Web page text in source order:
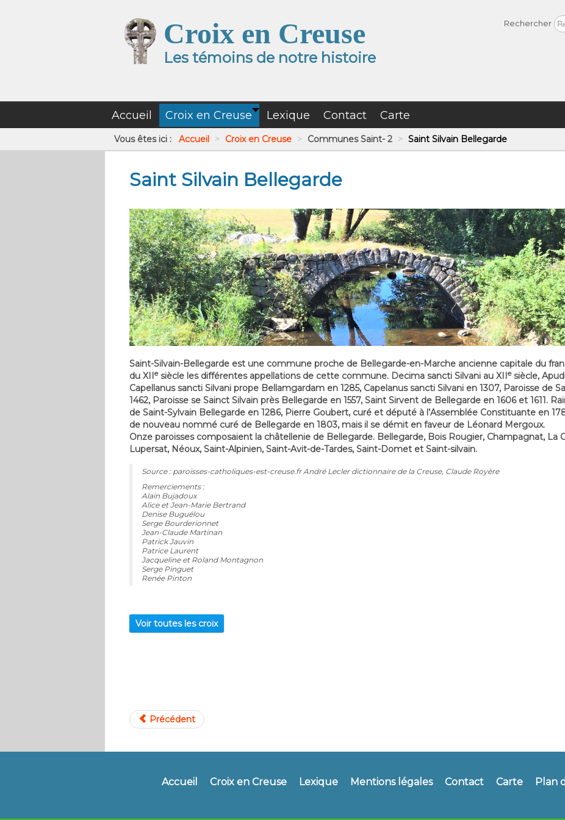
Croix en Creuse
Les témoins de notre histoire
Rechercher
Accueil Croix en Creuse Lexique Contact Carte
Vous êtes ici : Accueil > Croix en Creuse > Communes Saint- 2 > Saint Silvain Bellegarde
Saint Silvain Bellegarde
Saint-Silvain-Bellegarde est une commune proche de Bellegarde-en-Marche ancienne capitale du
du XII
esiècle les différentes appellations de cette commune. Decima sancti Silvani au XII esiècle,
Capellanus sancti Silvani prope Bellamgardam en 1285, Capelanus sancti Silvani en 1307, Paroisse de
1462, Paroisse se Sainct Silvain près Bellegarde en 1557, Saint Sirvent de Bellegarde en 1606 et 1611.
de Saint-Sylvain Bellegarde en 1286, Pierre Goubert, curé et député à l’Assemblée Constituante en
de nouveau nommé curé de Bellegarde en 1803, mais il se démit en faveur de Léonard Mergoux.
Onze paroisses composaient la châtellenie de Bellegarde. Bellegarde, Bois Rougier, Champagnat, La
Lupersat, Néoux, Saint-Alpinien, Saint-Avit-de-Tardes, Saint-Domet et Saint-silvain.
Source : paroisses-catholiques-est-creuse.fr André Lecler dictionnaire de la Creuse, Claude Royère
Remerciements :
Alain Bujadoux
Alice et Jean-Marie Bertrand
Denise Buguélou
Serge Bourderionnet
Jean-Claude Martinan
Patrick Jauvin
Patrice Laurent
Jacqueline et Roland Montagnon
Serge Pinguet
Renée Pinton
Voir toutes les croix
Précédent
Accueil Croix en Creuse Lexique Mentions légales Contact Carte Plan